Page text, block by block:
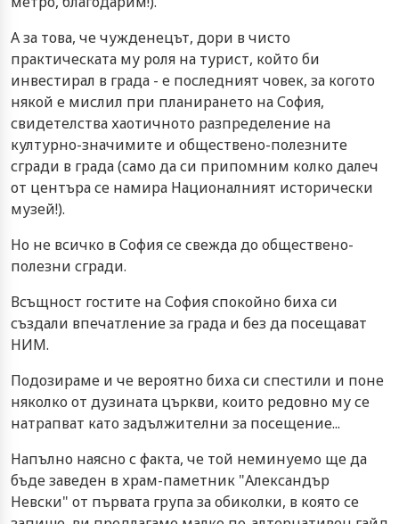
А за това, че чужденецът, дори в чисто
практическата му роля на турист, който би
инвестирал в града - е последният човек, за когото
някой е мислил при планирането на София,
свидетелства хаотичното разпределение на
културно-значимите и обществено-полезните
сгради в града (само да си припомним колко далеч
от центъра се намира Националният исторически
музей!).
Но не всичко в София се свежда до обществено-
полезни сгради.
Всъщност гостите на София спокойно биха си
създали впечатление за града и без да посещават
НИМ.
Подозираме и че вероятно биха си спестили и поне
няколко от дузината църкви, които редовно му се
натрапват като задължителни за посещение...
Напълно наясно с факта, че той неминуемо ще да
бъде заведен в храм-паметник "Александър
Невски" от първата група за обиколки, в която се